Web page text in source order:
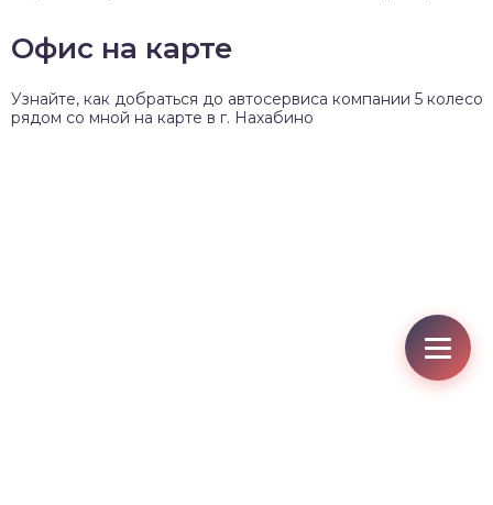
Офис на карте
Узнайте, как добраться до автосервиса компании 5 колесо
рядом со мной на карте в г. Нахабино